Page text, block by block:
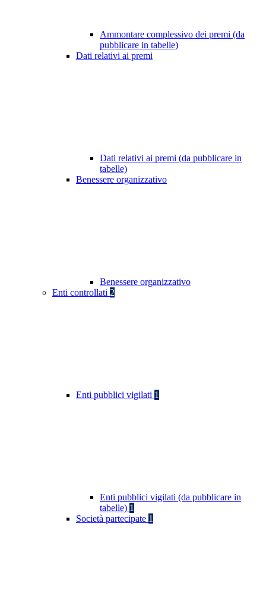
Ammontare complessivo dei premi (da
pubblicare in tabelle)
Dati relativi ai premi
Dati relativi ai premi (da pubblicare in
tabelle)
Benessere organizzativo
Benessere organizzativo
Enti controllati 2
Enti pubblici vigilati 1
Enti pubblici vigilati (da pubblicare in
tabelle) 1
Società partecipate 1